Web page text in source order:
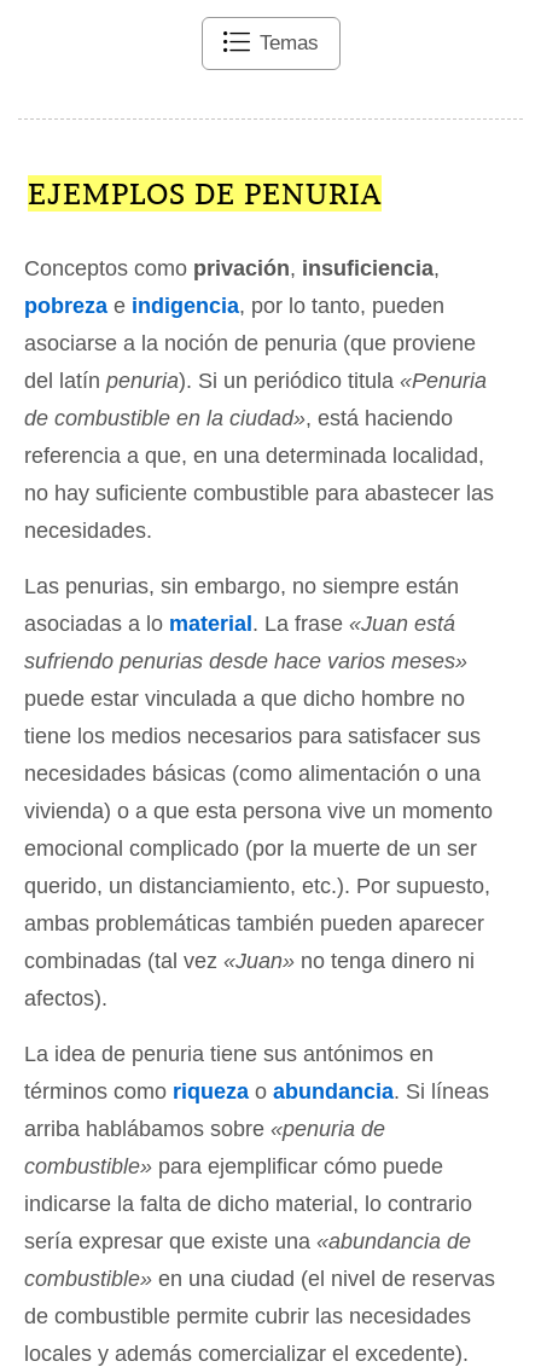
Temas
EJEMPLOS DE PENURIA
Conceptos como privación, insuficiencia,
pobreza e indigencia, por lo tanto, pueden
asociarse a la noción de penuria (que proviene
del latín penuria). Si un periódico titula «Penuria
de combustible en la ciudad», está haciendo
referencia a que, en una determinada localidad,
no hay suficiente combustible para abastecer las
necesidades.
Las penurias, sin embargo, no siempre están
asociadas a lo material. La frase «Juan está
sufriendo penurias desde hace varios meses»
puede estar vinculada a que dicho hombre no
tiene los medios necesarios para satisfacer sus
necesidades básicas (como alimentación o una
vivienda) o a que esta persona vive un momento
emocional complicado (por la muerte de un ser
querido, un distanciamiento, etc.). Por supuesto,
ambas problemáticas también pueden aparecer
combinadas (tal vez «Juan» no tenga dinero ni
afectos).
La idea de penuria tiene sus antónimos en
términos como riqueza o abundancia. Si líneas
arriba hablábamos sobre «penuria de
combustible» para ejemplificar cómo puede
indicarse la falta de dicho material, lo contrario
sería expresar que existe una «abundancia de
combustible» en una ciudad (el nivel de reservas
de combustible permite cubrir las necesidades
locales y además comercializar el excedente).